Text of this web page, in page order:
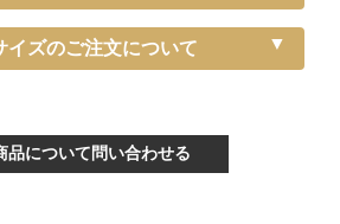
《特注》Sサイズ
サイズ（-5cm特注）
イズのご注文について
品について問い合わせる